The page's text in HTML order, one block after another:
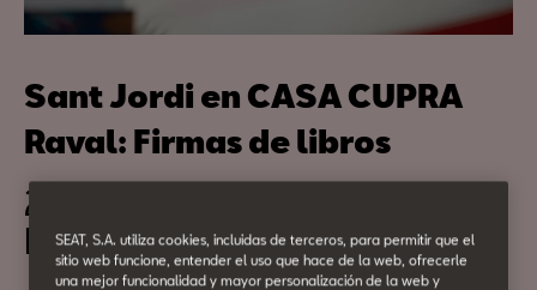
Sant Jordi en CASA CUPRA
Raval: Firmas de libros
23 de abril
De 10h a 20h
SEAT, S.A. utiliza cookies, incluidas de terceros, para permitir que el
sitio web funcione, entender el uso que hace de la web, ofrecerle
una mejor funcionalidad y mayor personalización de la web y